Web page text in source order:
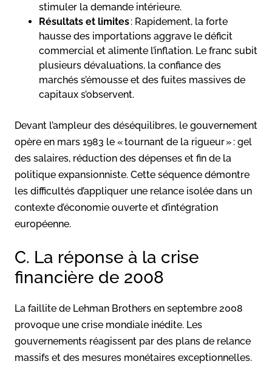
stimuler la demande intérieure.
Résultats et limites: Rapidement, la forte
hausse des importations aggrave le déficit
commercial et alimente l’inflation. Le franc subit
plusieurs dévaluations, la confiance des
marchés s’émousse et des fuites massives de
capitaux s’observent.
Devant l’ampleur des déséquilibres, le gouvernement
opère en mars 1983 le « tournant de la rigueur » : gel
des salaires, réduction des dépenses et fin de la
politique expansionniste. Cette séquence démontre
les difficultés d’appliquer une relance isolée dans un
contexte d’économie ouverte et d’intégration
européenne.
C. La réponse à la crise
financière de 2008
La faillite de Lehman Brothers en septembre 2008
provoque une crise mondiale inédite. Les
gouvernements réagissent par des plans de relance
massifs et des mesures monétaires exceptionnelles.